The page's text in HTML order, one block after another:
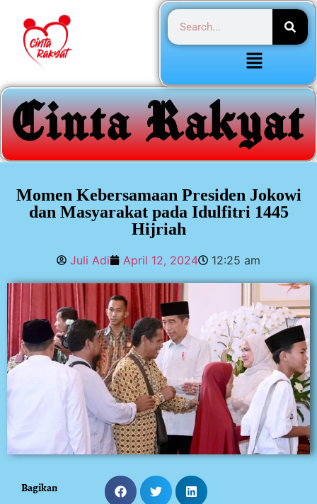
Momen Kebersamaan Presiden Jokowi
dan Masyarakat pada Idulfitri 1445
Hijriah
Juli Adi April 12, 2024 12:25 am
Bagikan